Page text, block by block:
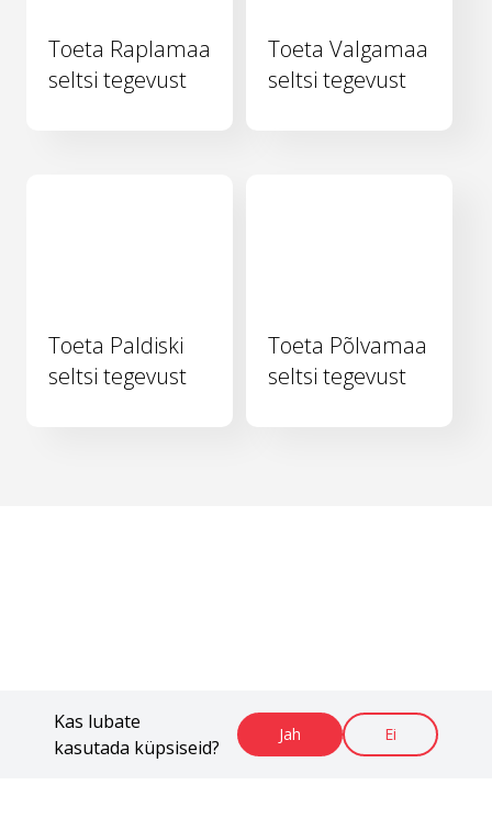
Kas lubate
kasutada küpsiseid?
Jah Ei
Toeta Raplamaa
seltsi tegevust
Toeta Valgamaa
seltsi tegevust
Toeta Paldiski
seltsi tegevust
Toeta Põlvamaa
seltsi tegevust